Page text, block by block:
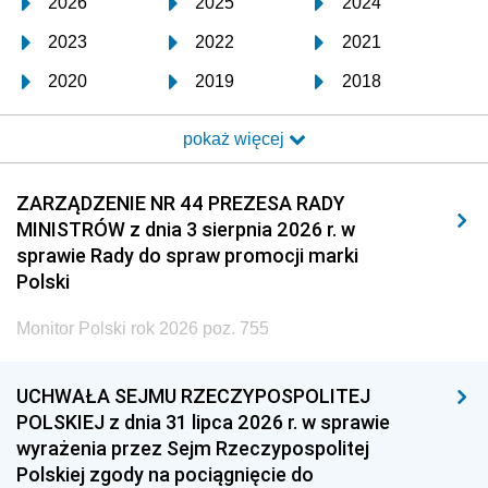
2023 2022 2021
2020 2019 2018
2017 2016 2015
2014 2013 2012
2011 2010 2009
2008 2007 2006
2005
1996 1995 1994
1993 1992 1991
1990 1989
pokaż więcej
ZARZĄDZENIE NR 44 PREZESA RADY
MINISTRÓW z dnia 3 sierpnia 2026 r. w
sprawie Rady do spraw promocji marki
Polski
Monitor Polski rok 2026 poz. 755
UCHWAŁA SEJMU RZECZYPOSPOLITEJ
POLSKIEJ z dnia 31 lipca 2026 r. w sprawie
wyrażenia przez Sejm Rzeczypospolitej
Polskiej zgody na pociągnięcie do